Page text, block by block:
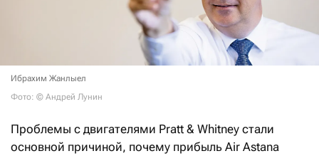
Ибрахим Жанлыел
Фото: © Андрей Лунин
Проблемы с двигателями Pratt & Whitney стали
основной причиной, почему прибыль Air Astana